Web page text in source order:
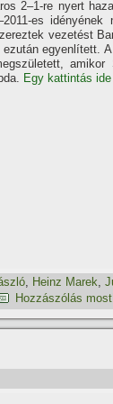
2–1-re nyert
es
vezetést
ezután egyenlí­tett.
Egy kattintás
, Heinz Marek,
Hozzászólás